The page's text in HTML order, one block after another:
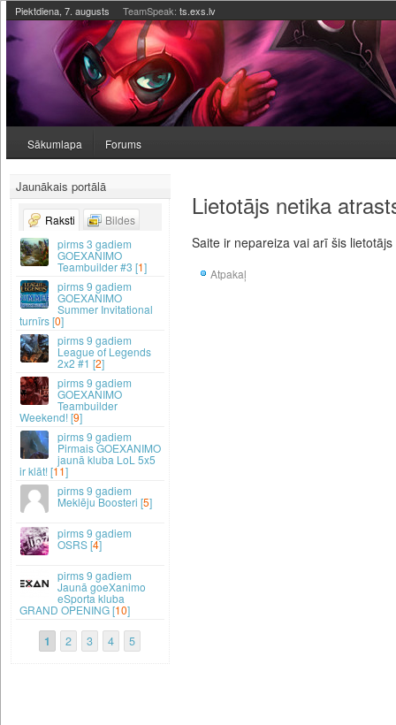
Piektdiena, 7. augusts TeamSpeak: ts.exs.lv
Sākumlapa Forums
Lietotājs netika
Saite ir nepareiza vai arī šis
Atpakaļ
Jaunākais portālā
Raksti
Bildes
3 gadiem
GOEXANIMO
Teambuilder #3 [1]
9 gadiem
GOEXANIMO
Summer Invitational
turnīrs [0]
9 gadiem
League of Legends
2x2 #1 [2]
9 gadiem
GOEXANIMO
Teambuilder
Weekend! [9]
9 gadiem
Pirmais GOEXANIMO
jaunā kluba LoL 5x5
ir klāt! [11]
9 gadiem
Meklēju Boosteri [5]
9 gadiem
OSRS [4]
9 gadiem
Jaunā goeXanimo
eSporta kluba
GRAND OPENING [10]
1 2 3 4 5